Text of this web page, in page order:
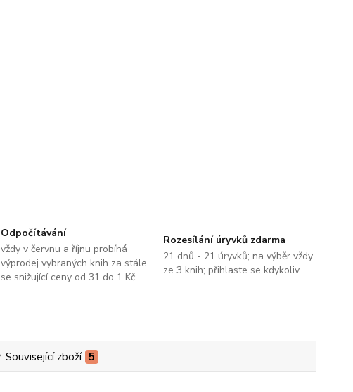
Odpočítávání
vždy v červnu a říjnu probíhá
výprodej vybraných knih za stále
se snižující ceny od 31 do 1 Kč
Rozesílání úryvků zdarma
21 dnů - 21 úryvků; na výběr vždy
ze 3 knih; přihlaste se kdykoliv
Související zboží 5